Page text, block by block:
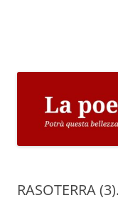
RASOTERRA